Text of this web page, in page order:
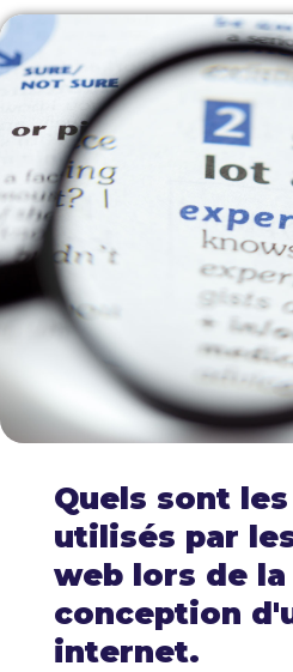
Quels sont
utilisés par
web lors de la
conception
internet.